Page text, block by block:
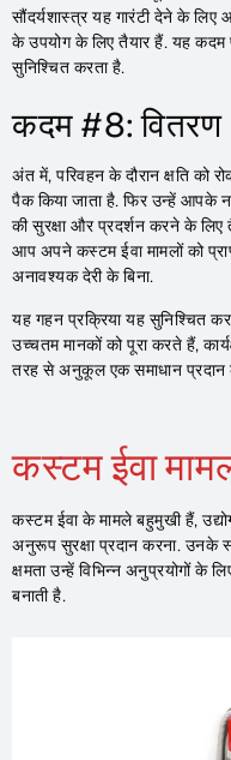
सौंदर्यशास्त्र यह गारंटी देने के लिए
के उपयोग के लिए तैयार हैं. यह कदम
सुनिश्चित करता है.
कदम #8: वितरण
अंत में, परिवहन के दौरान क्षति को
पैक किया जाता है. फिर उन्हें आपके
की सुरक्षा और प्रदर्शन करने के
आप अपने कस्टम ईवा मामलों को
अनावश्यक देरी के बिना.
यह गहन प्रक्रिया यह सुनिश्चित
उच्चतम मानकों को पूरा करते हैं,
तरह से अनुकूल एक समाधान प्रदान
कस्टम ईवा
कस्टम ईवा के मामले बहुमुखी हैं,
अनुरूप सुरक्षा प्रदान करना. उनके
क्षमता उन्हें विभिन्न अनुप्रयोगों
बनाती है.